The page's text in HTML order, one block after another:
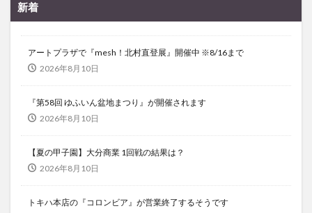
新着
アートプラザで『mesh！北村直登展』開催中 ※8/16まで
2026年8月10日
『第58回 ゆふいん盆地まつり』が開催されます
2026年8月10日
【夏の甲子園】大分商業 1回戦の結果は？
2026年8月10日
トキハ本店の『コロンビア』が営業終了するそうです